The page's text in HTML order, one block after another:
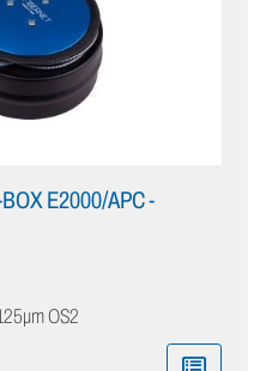
E2000/APC -
OS2